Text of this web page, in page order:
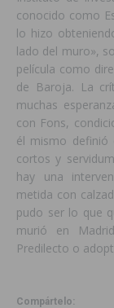
conocido como
lo hizo
lado del muro»,
película como
de Baroja. La
muchas
con Fons,
él mismo definió
cortos y
hay una
metida con
pudo ser lo que
murió en
Predilecto o
Compártelo: